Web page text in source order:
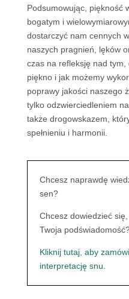
Podsumowując, piękność
bogatym i
dostarczyć nam cennych
naszych pragnień, lęków
czas na refleksję nad
piękno i jak możemy
poprawy jakości naszego
tylko odzwierciedleniem
także drogowskazem,
spełnieniu i harmonii.
Chcesz naprawdę
sen?
Chcesz dowiedzieć się,
Twoja
Kliknij tutaj, aby
interpretację snu.